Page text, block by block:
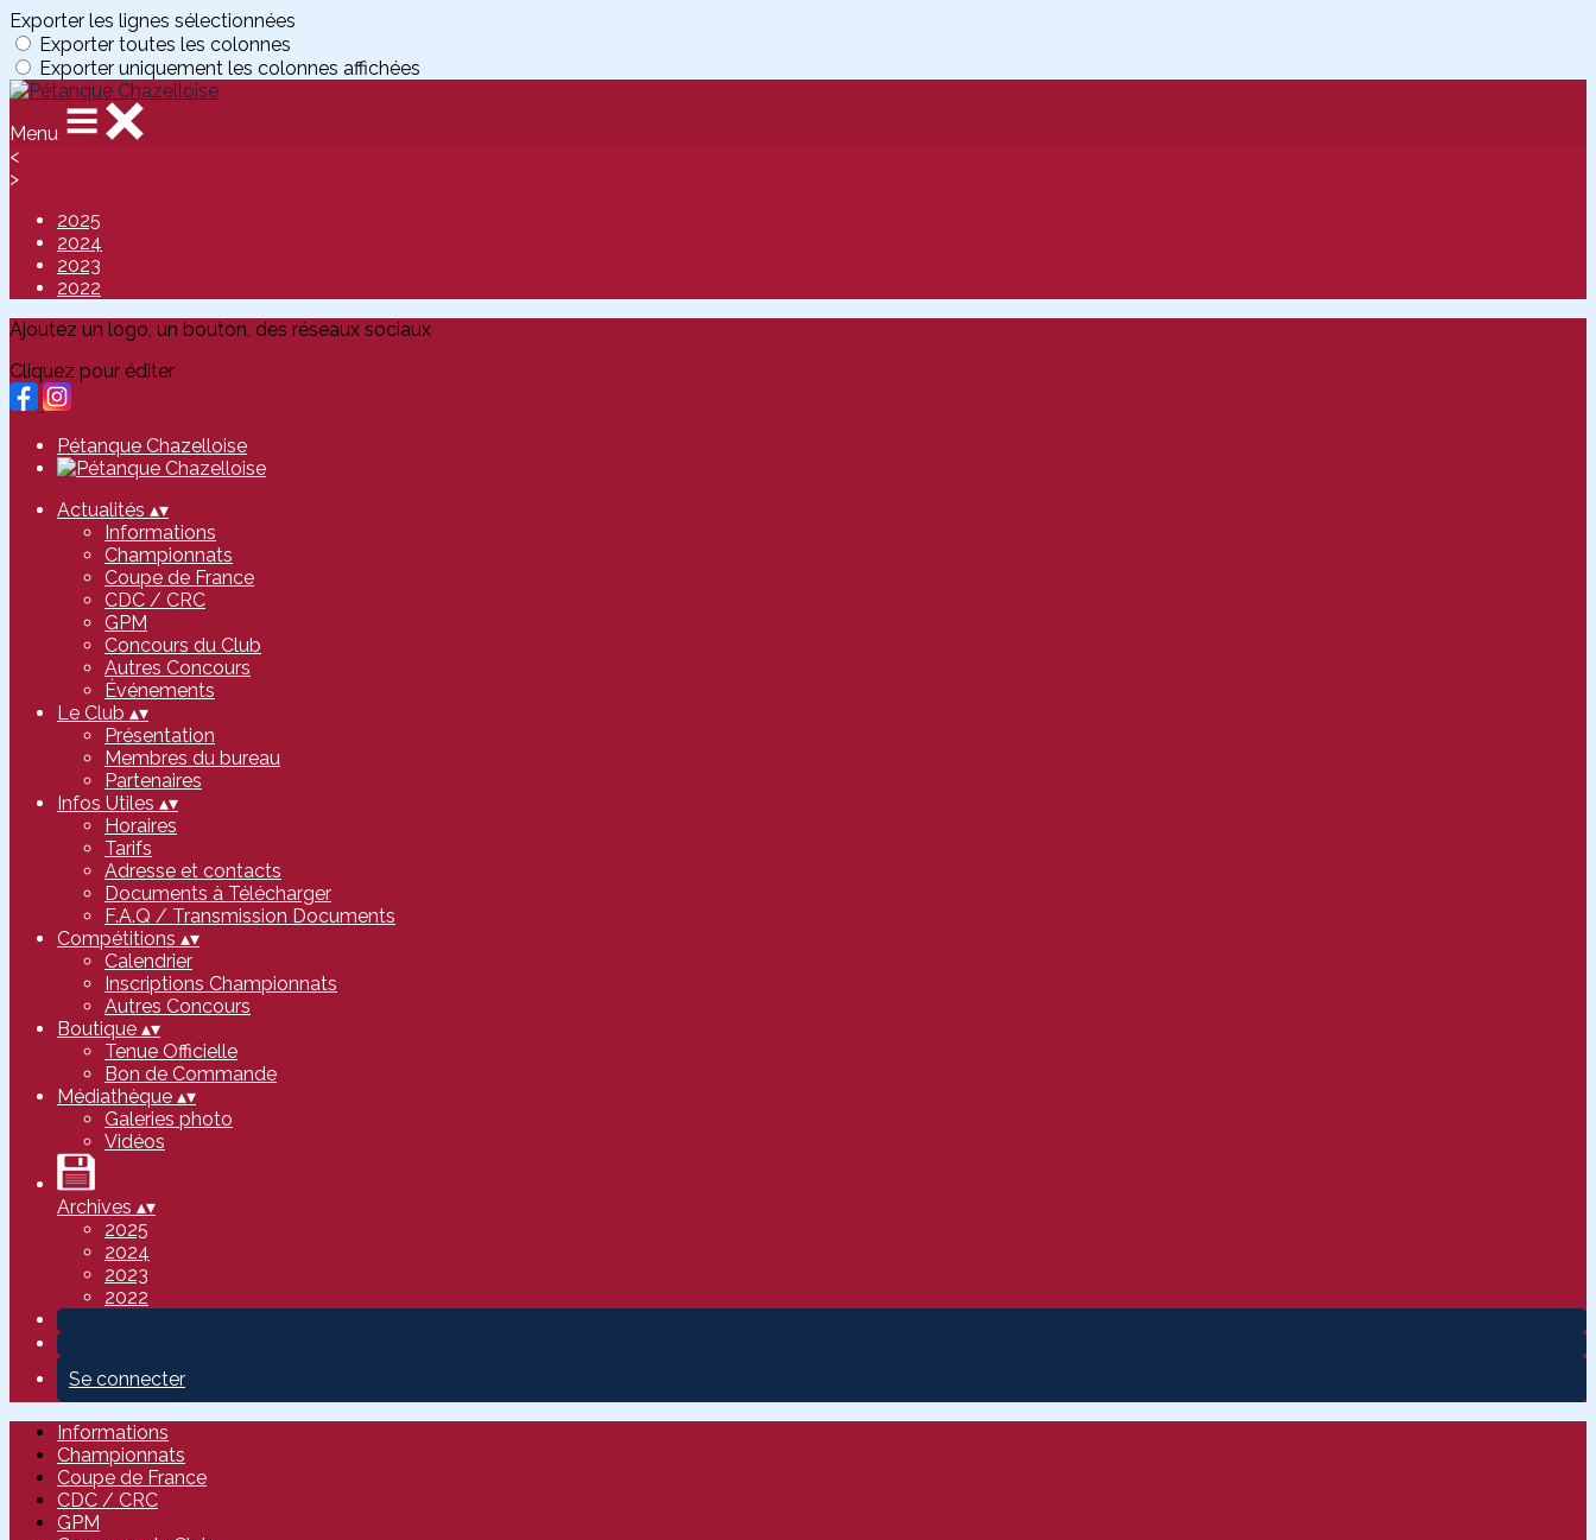
Exporter les lignes sélectionnées
Exporter toutes les colonnes
Exporter uniquement les colonnes affichées
Menu
<
>
2025
2024
2023
2022
Ajoutez un logo, un bouton, des réseaux sociaux
Cliquez pour éditer
Pétanque Chazelloise
Actualités ▴▾
Informations
Championnats
Coupe de France
CDC / CRC
GPM
Concours du Club
Autres Concours
Événements
Le Club ▴▾
Présentation
Membres du bureau
Partenaires
Infos Utiles ▴▾
Horaires
Tarifs
Adresse et contacts
Documents à Télécharger
F.A.Q / Transmission Documents
Compétitions ▴▾
Calendrier
Inscriptions Championnats
Autres Concours
Boutique ▴▾
Tenue Officielle
Bon de Commande
Médiathèque ▴▾
Galeries photo
Vidéos
Archives ▴▾
2025
2024
2023
2022
Se connecter
Informations
Championnats
Coupe de France
CDC / CRC
GPM